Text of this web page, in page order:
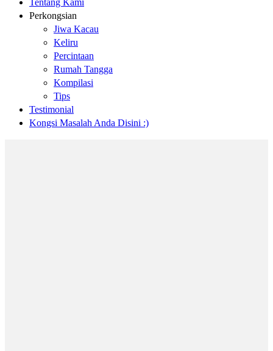
Tentang Kami
Perkongsian
Jiwa Kacau
Keliru
Percintaan
Rumah Tangga
Kompilasi
Tips
Testimonial
Kongsi Masalah Anda Disini :)